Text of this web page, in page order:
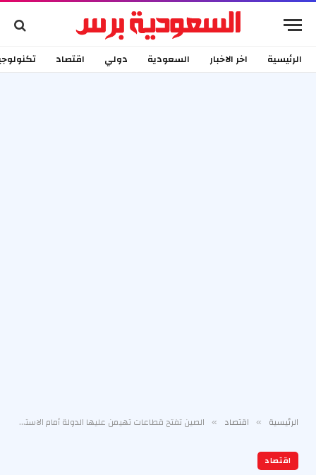
الرئيسية اخر الاخبار السعودية دولي اقتصاد
الرئيسية » اقتصاد » الصين تفتح قطاعات تهيمن عليها الدولة أمام الاستثمار الخاص
اقتصاد